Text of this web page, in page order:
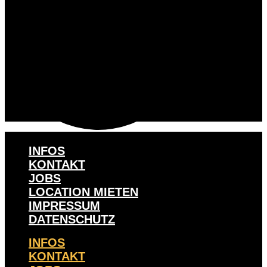
INFOS
KONTAKT
JOBS
LOCATION MIETEN
IMPRESSUM
DATENSCHUTZ
INFOS
KONTAKT